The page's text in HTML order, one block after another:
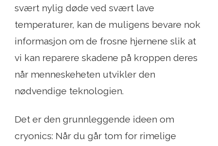
svært nylig døde ved svært lave
temperaturer, kan de muligens bevare nok
informasjon om de frosne hjernene slik at
vi kan reparere skadene på kroppen deres
når menneskeheten utvikler den
nødvendige teknologien.
Det er den grunnleggende ideen om
cryonics: Når du går tom for rimelige